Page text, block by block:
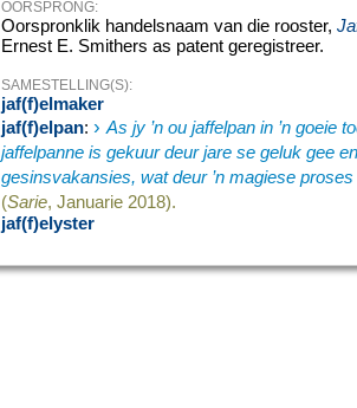
OORSPRONG:
Oorspronklik handelsnaam van die rooster,
Ernest E. Smithers as patent geregistreer.
SAMESTELLING(S):
jaf(f)elmaker
jaf(f)elpan:› As jy ’n ou jaffelpan in ’n goeie
jaffelpanne is gekuur deur jare se geluk gee
gesinsvakansies, wat deur ’n magiese
(Sarie, Januarie 2018).
jaf(f)elyster